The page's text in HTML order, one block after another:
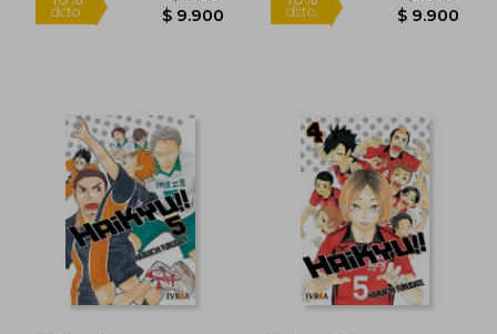
10%
dcto.
$ 11.000
$ 9.900
10%
dcto.